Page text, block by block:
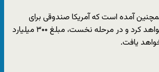
آمده است که آمریکا صندوقی برای
بازسازی ایران ایجاد خواهد کرد و در مرحله نخست، مبلغ ۳۰۰ میلیارد
یافت.